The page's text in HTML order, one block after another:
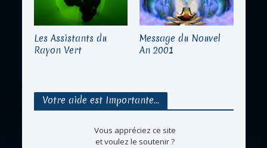
Les Assistants du
Rayon Vert
Message du Nouvel
An 2001
Votre aide est Importante…
Vous appréciez ce site
et voulez le soutenir ?